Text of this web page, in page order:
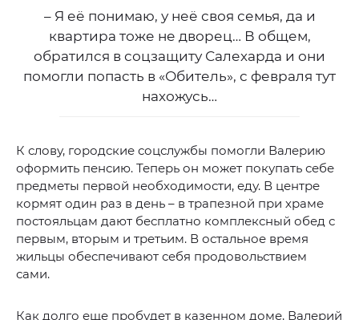
– Я её понимаю, у неё своя семья, да и
квартира тоже не дворец… В общем,
обратился в соцзащиту Салехарда и они
помогли попасть в «Обитель», с февраля тут
нахожусь…
К слову, городские соцслужбы помогли Валерию
оформить пенсию. Теперь он может покупать себе
предметы первой необходимости, еду. В центре
кормят один раз в день – в трапезной при храме
постояльцам дают бесплатно комплексный обед с
первым, вторым и третьим. В остальное время
жильцы обеспечивают себя продовольствием
сами.
Как долго еще пробудет в казенном доме, Валерий